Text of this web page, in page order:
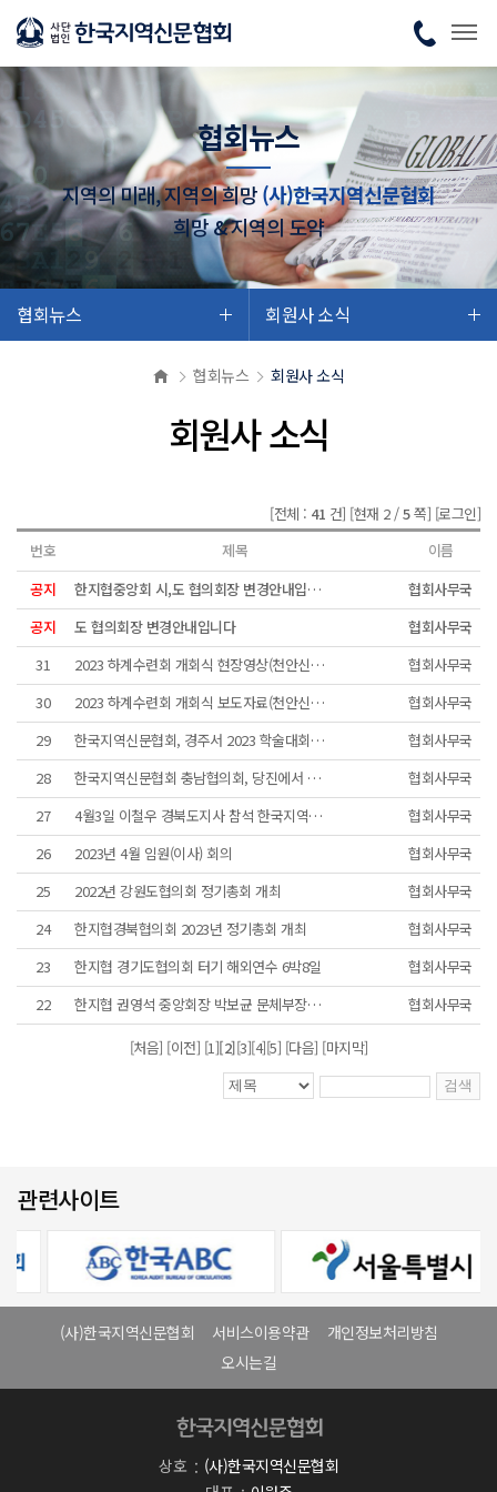
협회뉴스
지역의 미래, 지역의 희망(사)한국지역신문협회
희망 & 지역의 도약
협회뉴스 회원사 소식
협회뉴스 회원사 소식
회원사 소식
[전체 : 41 건] [현재 2 /5쪽] [로그인]
번호
제목
이름
공지
한지협중앙회 시,도 협의회장 변경안내입니다
협회사무국
공지
도 협의회장 변경안내입니다
협회사무국
31
2023 하계수련회 개회식 현장영상(천안신문제공)
협회사무국
30
2023 하계수련회 개회식 보도자료(천안신문 제공)
협회사무국
29
한국지역신문협회, 경주서 2023 학술대회ㆍ수련회 개최
협회사무국
28
한국지역신문협회 충남협의회, 당진에서 월례회 개최
협회사무국
27
4월3일 이철우 경북도지사 참석 한국지역신문협회 정기이사회...
협회사무국
26
2023년 4월 임원(이사) 회의
협회사무국
25
2022년 강원도협의회 정기총회 개최
협회사무국
24
한지협경북협의회 2023년 정기총회 개최
협회사무국
23
한지협 경기도협의회 터기 해외연수 6박8일
협회사무국
22
한지협 권영석 중앙회장 박보균 문체부장관 면담 협회사무국
[처음] [이전] [1][2][3][4][5] [다음] [마지막]
관련사이트
(사)한국지역신문협회 서비스이용약관
개인정보처리방침
오시는길
상호
(사)한국지역신문협회